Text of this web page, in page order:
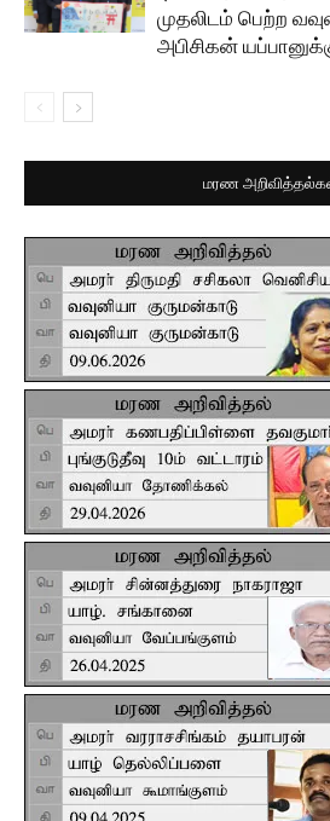
முதலிடம் பெற்ற
அபிசிகன்
மரண